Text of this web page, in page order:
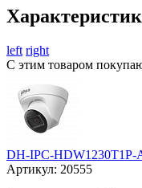
left right
С этим товаром
DH-IPC-HDW1230T1P-
Артикул: 20555